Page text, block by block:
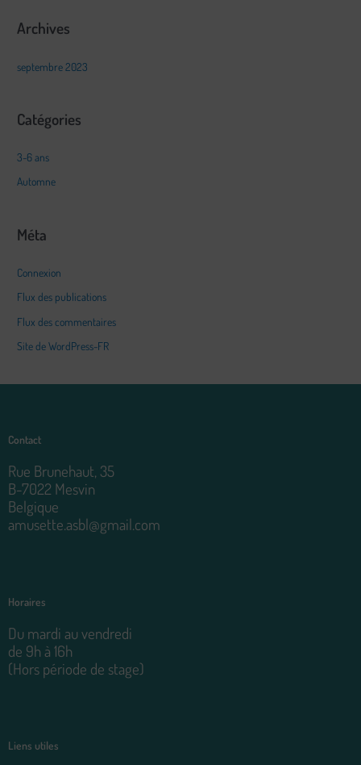
Archives
septembre 2023
Catégories
3-6 ans
Automne
Méta
Connexion
Flux des publications
Flux des commentaires
Site de WordPress-FR
Contact
Rue Brunehaut, 35
B-7022 Mesvin
Belgique
amusette.asbl@gmail.com
Horaires
Du mardi au vendredi
de 9h à 16h
(Hors période de stage)
Liens utiles